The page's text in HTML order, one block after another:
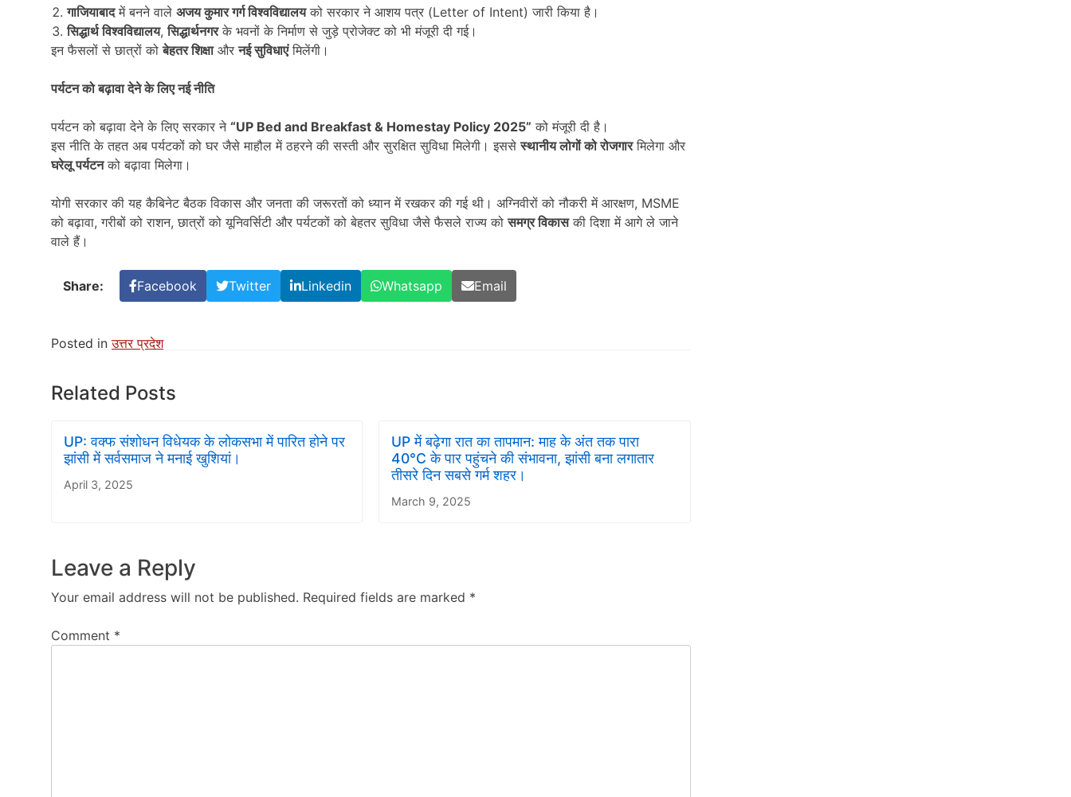
गाजियाबादमें बनने वाले अजय कुमार गर्ग विश्वविद्यालयको सरकार ने आशय पत्र (Letter of Intent) जारी किया है।
सिद्धार्थ विश्वविद्यालय,सिद्धार्थनगरके भवनों के निर्माण से जुड़े प्रोजेक्ट को भी मंजूरी दी गई।
इन फैसलों से छात्रों कोबेहतर शिक्षाऔरनई सुविधाएंमिलेंगी।
पर्यटन को बढ़ावा देने के लिए नई नीति
पर्यटन को बढ़ावा देने के लिए सरकार ने “UP Bed and Breakfast & Homestay Policy 2025” को मंजूरी दी है।
इस नीति के तहत अब पर्यटकों को घर जैसे माहौल में ठहरने की सस्ती और सुरक्षित सुविधा मिलेगी। इससेस्थानीय लोगों को रोजगारमिलेगा और
घरेलू पर्यटनको बढ़ावा मिलेगा।
योगी सरकार की यह कैबिनेट बैठक विकास और जनता की जरूरतों को ध्यान में रखकर की गई थी। अग्निवीरों को नौकरी में आरक्षण, MSME
को बढ़ावा, गरीबों को राशन, छात्रों को यूनिवर्सिटी और पर्यटकों को बेहतर सुविधा जैसे फैसले राज्य कोसमग्र विकासकी दिशा में आगे ले जाने
वाले हैं।
Share: Facebook Twitter Linkedin Whatsapp Email
Posted inउत्तर प्रदेश
Related Posts
UP: वक्फ संशोधन विधेयक के लोकसभा में पारित होने पर
झांसी में सर्वसमाज ने मनाई खुशियां।
April 3, 2025
UP में बढ़ेगा रात का तापमान: माह के अंत तक पारा
40°C के पार पहुंचने की संभावना, झांसी बना लगातार
तीसरे दिन सबसे गर्म शहर।
March 9, 2025
Leave a Reply
Your email address will not be published. Required fields are marked *
Comment *